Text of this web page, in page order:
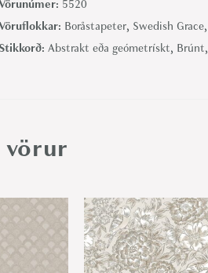
t
-
a
p
e
t
5520
Boråstapeter, Swedish Grace,
Stikkorð: Abstrakt eða geómetrískt, Brúnt,
vörur